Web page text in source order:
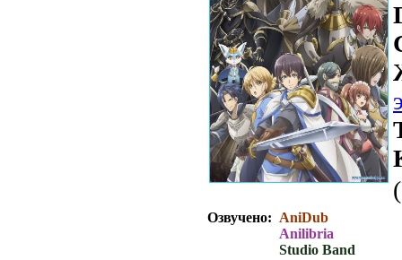
Озвучено: AniDub
Anilibria
Studio Band